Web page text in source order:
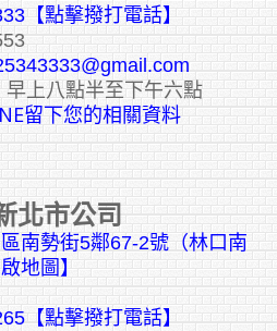
【點擊撥打電話】
上八點半至下午六點
留下您的相關資料
北市公司
南勢街5鄰67-2號（林口南
地圖】
【點擊撥打電話】